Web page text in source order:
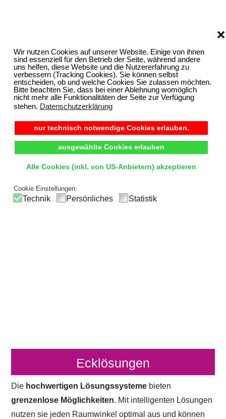
Wir nutzen Cookies auf unserer Website. Einige von ihnen
sind essenziell für den Betrieb der Seite, während andere
uns helfen, diese Website und die Nutzererfahrung zu
verbessern (Tracking Cookies). Sie können selbst
entscheiden, ob und welche Cookies Sie zulassen möchten.
Bitte beachten Sie, dass bei einer Ablehnung womöglich
nicht mehr alle Funktionalitäten der Seite zur Verfügung
stehen. Datenschutzerklärung
nur technisch notwendige Cookies erlauben.
ausgewählte Cookies erlauben
Alle Cookies (inkl. von US-Anbietern) akzeptieren
❌
Cookie Einstellungen:
Technik Persönliches Statistik
Ecklösungen
Die hochwertigen Lösungssysteme bieten
grenzenlose Möglichkeiten. Mit intelligenten Lösungen
nutzen sie jeden Raumwinkel optimal aus und können